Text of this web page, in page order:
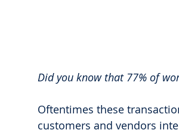
Did you know that 77% of
Oftentimes these
customers and vendors